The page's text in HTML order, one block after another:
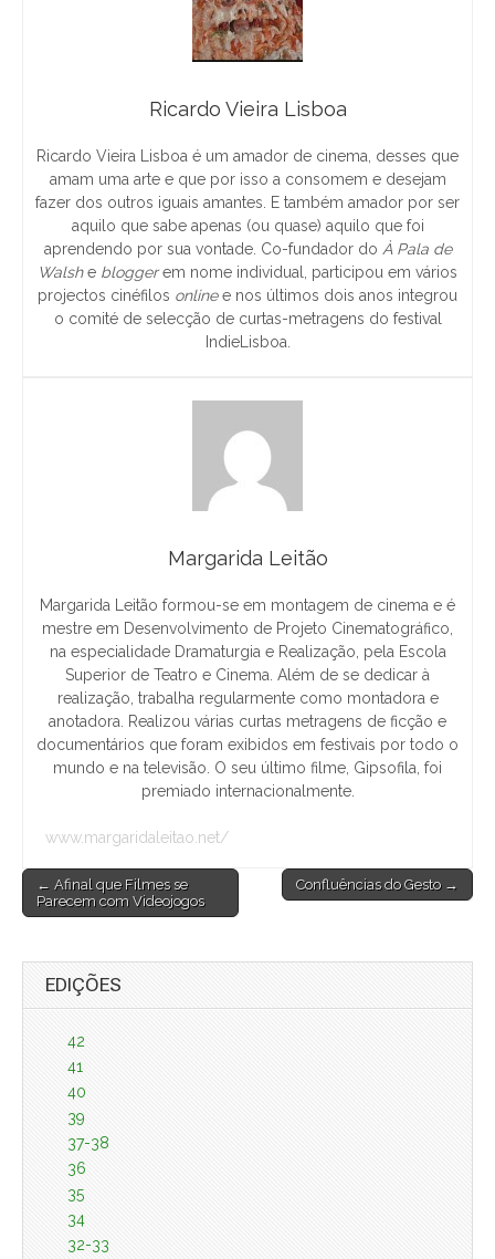
Ricardo Vieira Lisboa
Ricardo Vieira Lisboa é um amador de cinema, desses que
amam uma arte e que por isso a consomem e desejam
fazer dos outros iguais amantes. E também amador por ser
aquilo que sabe apenas (ou quase) aquilo que foi
aprendendo por sua vontade. Co-fundador do À Pala de
Walshe bloggerem nome individual, participou em vários
projectos cinéfilos onlinee nos últimos dois anos integrou
o comité de selecção de curtas-metragens do festival
IndieLisboa.
Margarida Leitão
Margarida Leitão formou-se em montagem de cinema e é
mestre em Desenvolvimento de Projeto Cinematográfico,
na especialidade Dramaturgia e Realização, pela Escola
Superior de Teatro e Cinema. Além de se dedicar à
realização, trabalha regularmente como montadora e
anotadora. Realizou várias curtas metragens de ficção e
documentários que foram exibidos em festivais por todo o
mundo e na televisão. O seu último filme, Gipsofila, foi
premiado internacionalmente.
www.margaridaleitao.net/
Post
navigation
← Afinal que Filmes se
Parecem com Videojogos
Confluências do Gesto →
EDIÇÕES
42
41
40
39
37-38
36
35
34
32-33